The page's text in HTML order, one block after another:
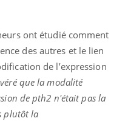
ont étudié comment
des autres et le lien
de l’expression
que la modalité
de pth2 n'était pas la
plutôt la